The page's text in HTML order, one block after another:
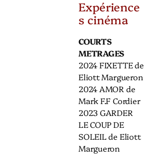
Expérience
s cinéma
COURTS
METRAGES
2024 FIXETTE de
Eliott Margueron
2024 AMOR de
Mark F.F Cordier
2023 GARDER
LE COUP DE
SOLEIL de Eliott
Margueron